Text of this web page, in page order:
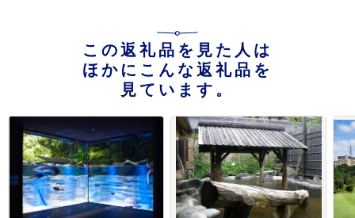
この返礼品を見た人は
ほかにこんな返礼品を
見ています。